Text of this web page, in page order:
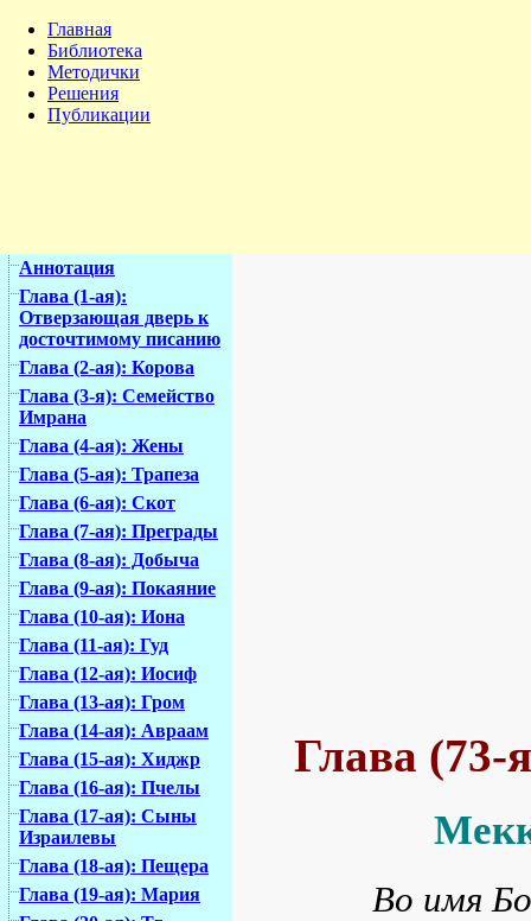
Главная
Библиотека
Методички
Решения
Публикации
Аннотация
Глава (1-ая):
Отверзающая дверь к
досточтимому писанию
Глава (2-ая): Корова
Глава (3-я): Семейство
Имрана
Глава (4-ая): Жены
Глава (5-ая): Трапеза
Глава (6-ая): Скот
Глава (7-ая): Преграды
Глава (8-ая): Добыча
Глава (9-ая): Покаяние
Глава (10-ая): Иона
Глава (11-ая): Гуд
Глава (12-ая): Иосиф
Глава (13-ая): Гром
Глава (14-ая): Авраам
Глава (15-ая): Хиджр
Глава (16-ая): Пчелы
Глава (17-ая): Сыны
Израилевы
Глава (18-ая): Пещера
Глава (19-ая): Мария
Глава (73-
Во имя